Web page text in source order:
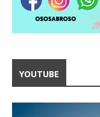
YOUTUBE